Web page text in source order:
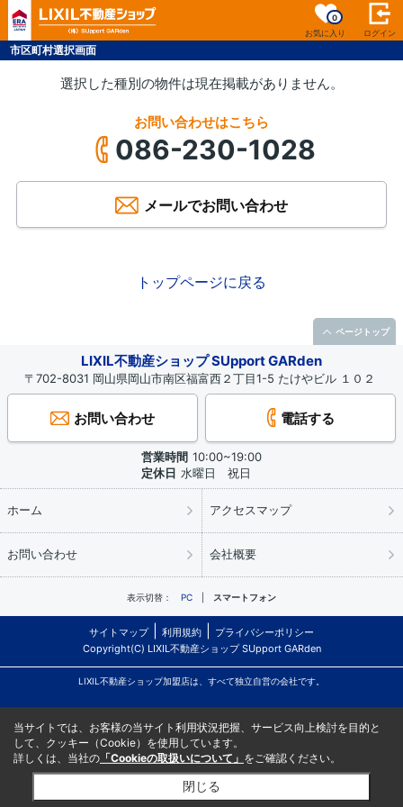
お気に入り
0
ログイン
市区町村選択画面
選択した種別の物件は現在掲載がありません。
お問い合わせはこちら
086-230-1028
メールでお問い合わせ
トップページに戻る
LIXIL不動産ショップ SUpport GARden
〒702-8031 岡山県岡山市南区福富西２丁目1-5 たけやビル １０２
お問い合わせ 電話する
営業時間 10:00~19:00
定休日 水曜日 祝日
ホーム アクセスマップ
お問い合わせ 会社概要
表示切替： PC スマートフォン
サイトマップ 利用規約
プライバシーポリシー
Copyright(C) LIXIL不動産ショップ SUpport GARden
LIXIL不動産ショップ加盟店は、すべて独立自営の会社です。
ページトップ
当サイトでは、お客様の当サイト利用状況把握、サービス向上検討を目的と
して、クッキー（Cookie）を使用しています。
詳しくは、当社の 「Cookieの取扱いについて」 をご確認ください。
閉じる